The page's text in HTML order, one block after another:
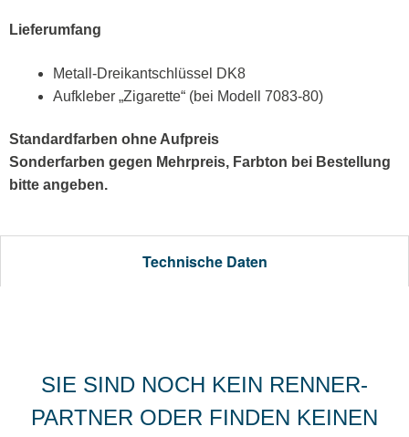
Technische Daten
Lieferumfang
Metall-Dreikantschlüssel DK8
Aufkleber „Zigarette“ (bei Modell 7083-80)
Standardfarben ohne Aufpreis
Sonderfarben gegen Mehrpreis, Farbton bei Bestellung
bitte angeben.
SIE SIND NOCH KEIN RENNER-
PARTNER ODER FINDEN KEINEN